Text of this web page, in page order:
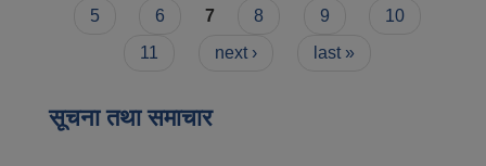
5
6 7 8 9
10
11
next › last »
सूचना तथा समाचार